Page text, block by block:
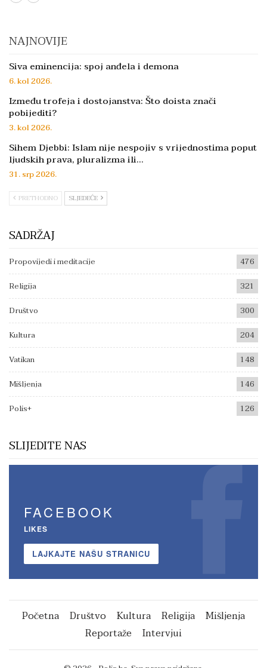
NAJNOVIJE
Siva eminencija: spoj anđela i demona
6. kol 2026.
Između trofeja i dostojanstva: Što doista znači
pobijediti?
3. kol 2026.
Sihem Djebbi: Islam nije nespojiv s vrijednostima poput
ljudskih prava, pluralizma ili…
31. srp 2026.
PRETHODNO SLJEDEĆE
SADRŽAJ
Propovijedi i meditacije
476
Religija
321
Društvo
300
Kultura
204
Vatikan
148
Mišljenja
146
Polis+
126
SLIJEDITE NAS
FACEBOOK
LIKES
LAJKAJTE NAŠU STRANICU
Početna Društvo Kultura Religija
Mišljenja
Reportaže
Intervjui